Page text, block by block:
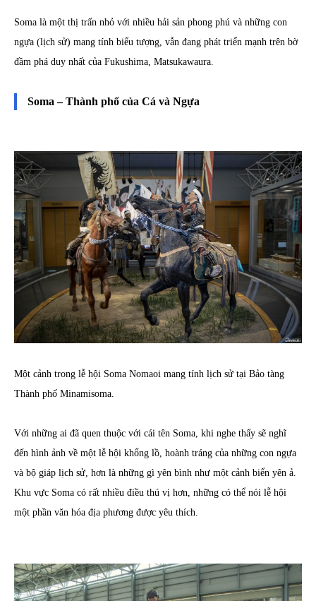
Soma là một thị trấn nhỏ với nhiều hải sản phong phú và những con
ngựa (lịch sử) mang tính biểu tượng, vẫn đang phát triển mạnh trên bờ
đầm phá duy nhất của Fukushima, Matsukawaura.
Soma – Thành phố của Cá và Ngựa
Một cảnh trong lễ hội Soma Nomaoi mang tính lịch sử tại Bảo tàng
Thành phố Minamisoma.
Với những ai đã quen thuộc với cái tên Soma, khi nghe thấy sẽ nghĩ
đến hình ảnh về một lễ hội khổng lồ, hoành tráng của những con ngựa
và bộ giáp lịch sử, hơn là những gì yên bình như một cảnh biển yên ả.
Khu vực Soma có rất nhiều điều thú vị hơn, những có thể nói lễ hội
một phần văn hóa địa phương được yêu thích.